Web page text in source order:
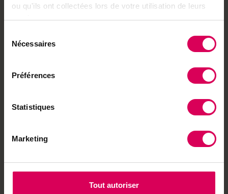
ou qu'ils ont collectées lors de votre utilisation de leurs
services.
Nécessaires
Préférences
Statistiques
Marketing
Tout autoriser
ABO
Agriculture
l'irrigation se généralise
et l'inquiétude aussi
Des surprises cachées
cette balade connectée